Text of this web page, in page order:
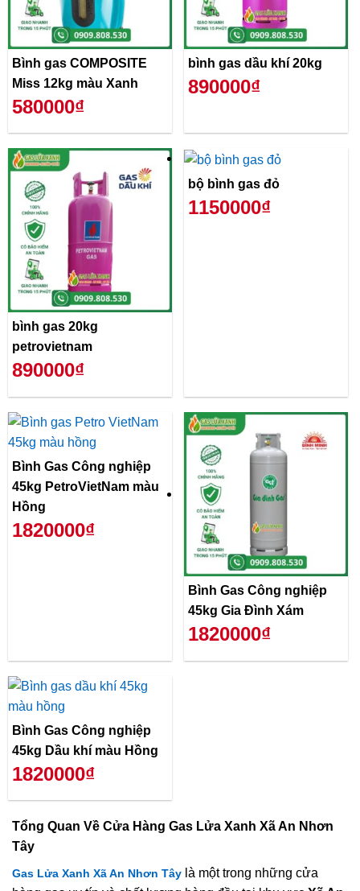
Bình gas COMPOSITE
Miss 12kg màu Xanh
580000₫
bình gas dầu khí 20kg
890000₫
bình gas 20kg
petrovietnam
890000₫
bộ bình gas đỏ
1150000₫
Bình Gas Công nghiệp
45kg PetroVietNam màu
Hồng
1820000₫
Bình Gas Công nghiệp
45kg Gia Đình Xám
1820000₫
Bình Gas Công nghiệp
45kg Dầu khí màu Hồng
1820000₫
Tổng Quan Về Cửa Hàng Gas Lửa Xanh Xã An Nhơn
Tây
Gas Lửa Xanh Xã An Nhơn Tây là một trong những cửa